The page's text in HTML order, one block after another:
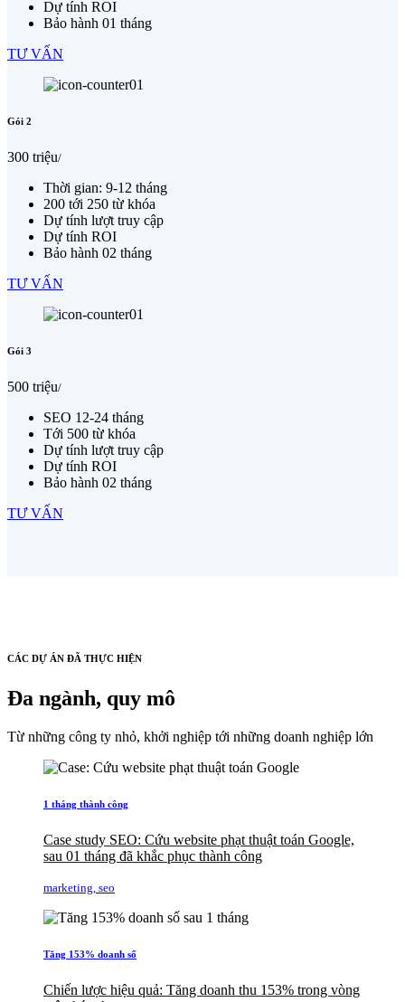
Dự tính ROI
Bảo hành 01 tháng
TƯ VẤN
Gói 2
300 triệu/
Thời gian: 9-12 tháng
200 tới 250 từ khóa
Dự tính lượt truy cập
Dự tính ROI
Bảo hành 02 tháng
TƯ VẤN
Gói 3
500 triệu/
SEO 12-24 tháng
Tới 500 từ khóa
Dự tính lượt truy cập
Dự tính ROI
Bảo hành 02 tháng
TƯ VẤN
CÁC DỰ ÁN ĐÃ THỰC HIỆN
Đa ngành, quy mô
Từ những công ty nhỏ, khởi nghiệp tới những doanh nghiệp lớn
1 tháng thành công
Case study SEO: Cứu website phạt thuật toán Google,
sau 01 tháng đã khắc phục thành công
marketing, seo
Tăng 153% doanh số
Chiến lược hiệu quả: Tăng doanh thu 153% trong vòng